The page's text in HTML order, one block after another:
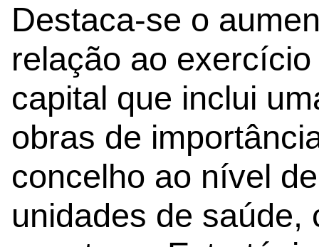
Destaca-se o
relação ao
capital que inclui
obras de
concelho ao nível
unidades de saúde,